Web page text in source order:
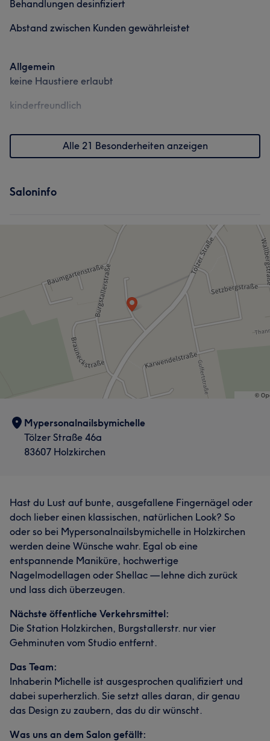
Behandlungen desinfiziert
Abstand zwischen Kunden gewährleistet
Allgemein
keine Haustiere erlaubt
kinderfreundlich
Alle 21 Besonderheiten anzeigen
Saloninfo
Mypersonalnailsbymichelle
Tölzer Straße 46a
83607 Holzkirchen
Hast du Lust auf bunte, ausgefallene Fingernägel oder
doch lieber einen klassischen, natürlichen Look? So
oder so bei Mypersonalnailsbymichelle in Holzkirchen
werden deine Wünsche wahr. Egal ob eine
entspannende Maniküre, hochwertige
Nagelmodellagen oder Shellac — lehne dich zurück
und lass dich überzeugen.
Nächste öffentliche Verkehrsmittel:
Die Station Holzkirchen, Burgstallerstr. nur vier
Gehminuten vom Studio entfernt.
Das Team:
Inhaberin Michelle ist ausgesprochen qualifiziert und
dabei superherzlich. Sie setzt alles daran, dir genau
das Design zu zaubern, das du dir wünscht.
Was uns an dem Salon gefällt: